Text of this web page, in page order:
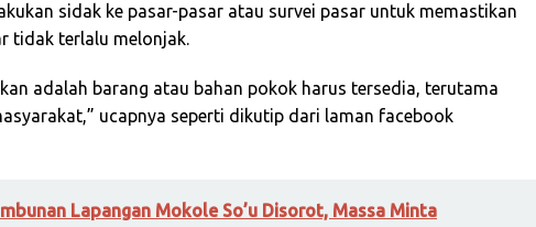
sidak ke pasar-pasar atau survei pasar untuk memastikan
tidak terlalu melonjak.
adalah barang atau bahan pokok harus tersedia, terutama
ucapnya seperti dikutip dari laman facebook
Lapangan Mokole So’u Disorot, Massa Minta